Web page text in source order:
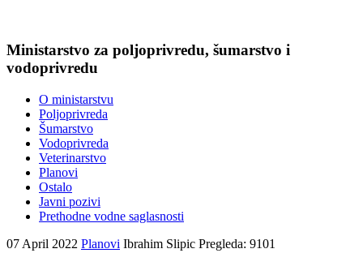
Ministarstvo za poljoprivredu, šumarstvo i
vodoprivredu
O ministarstvu
Poljoprivreda
Šumarstvo
Vodoprivreda
Veterinarstvo
Planovi
Ostalo
Javni pozivi
Prethodne vodne saglasnosti
07 April 2022 Planovi Ibrahim Slipic Pregleda: 9101